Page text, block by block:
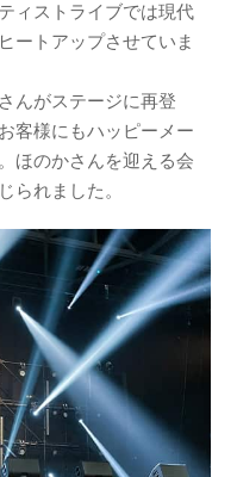
ィストライブでは現代
ートアップさせていま
んがステージに再登
客様にもハッピーメー
ほのかさんを迎える会
られました。